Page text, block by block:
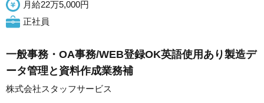
月給22万5,000円
正社員
一般事務・OA事務/WEB登録OK英語使用あり製造デ
ータ管理と資料作成業務補
株式会社スタッフサービス